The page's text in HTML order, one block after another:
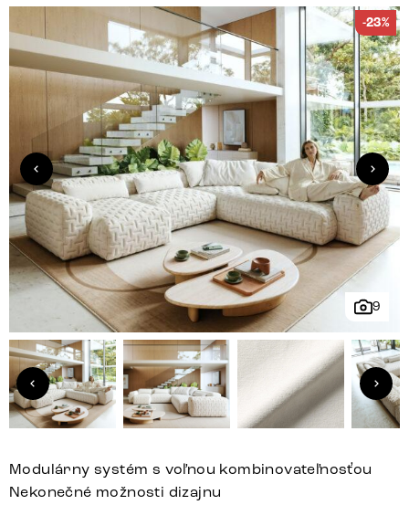
9
-23%
Modulárny systém s voľnou kombinovateľnosťou
Nekonečné možnosti dizajnu